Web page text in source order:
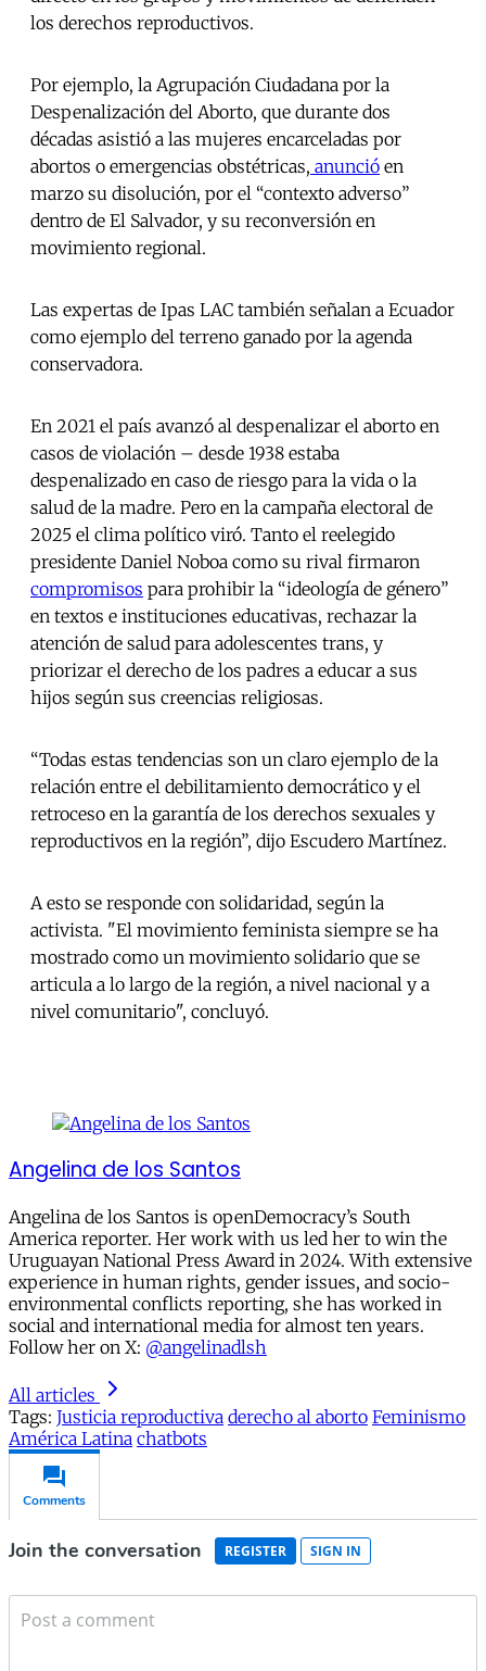
los derechos reproductivos.
Por ejemplo, la Agrupación Ciudadana por la
Despenalización del Aborto, que durante dos
décadas asistió a las mujeres encarceladas por
abortos o emergencias obstétricas, anunció en
marzo su disolución, por el “contexto adverso”
dentro de El Salvador, y su reconversión en
movimiento regional.
Las expertas de Ipas LAC también señalan a Ecuador
como ejemplo del terreno ganado por la agenda
conservadora.
En 2021 el país avanzó al despenalizar el aborto en
casos de violación – desde 1938 estaba
despenalizado en caso de riesgo para la vida o la
salud de la madre. Pero en la campaña electoral de
2025 el clima político viró. Tanto el reelegido
presidente Daniel Noboa como su rival firmaron
compromisos para prohibir la “ideología de género”
en textos e instituciones educativas, rechazar la
atención de salud para adolescentes trans, y
priorizar el derecho de los padres a educar a sus
hijos según sus creencias religiosas.
“Todas estas tendencias son un claro ejemplo de la
relación entre el debilitamiento democrático y el
retroceso en la garantía de los derechos sexuales y
reproductivos en la región”, dijo Escudero Martínez.
A esto se responde con solidaridad, según la
activista. "El movimiento feminista siempre se ha
mostrado como un movimiento solidario que se
articula a lo largo de la región, a nivel nacional y a
nivel comunitario", concluyó.
Angelina de los Santos
Angelina de los Santos is openDemocracy’s South
America reporter. Her work with us led her to win the
Uruguayan National Press Award in 2024. With extensive
experience in human rights, gender issues, and socio-
environmental conflicts reporting, she has worked in
social and international media for almost ten years.
Follow her on X: @angelinadlsh
All articles
Tags: Justicia reproductiva derecho al aborto Feminismo
América Latina chatbots